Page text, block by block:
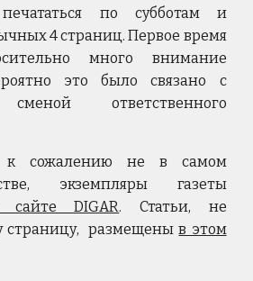
по субботам и
4 страниц. Первое время
много внимание
это было связано с
ответственного
к сожалению не в самом
экземпляры газеты
сайте DIGAR. Статьи, не
страницу, размещеныв этом